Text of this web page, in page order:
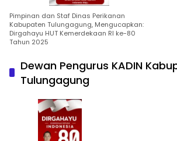
Pimpinan dan Staf Dinas Perikanan
Kabupaten Tulungagung, Mengucapkan:
Dirgahayu HUT Kemerdekaan RI ke-80
Tahun 2025
Dewan Pengurus KADIN
Tulungagung